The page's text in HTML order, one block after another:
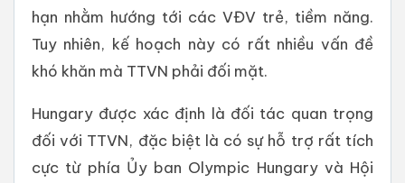
hạn nhằm hướng tới các VĐV trẻ, tiềm năng.
Tuy nhiên, kế hoạch này có rất nhiều vấn đề
khó khăn mà TTVN phải đối mặt.
Hungary được xác định là đối tác quan trọng
đối với TTVN, đặc biệt là có sự hỗ trợ rất tích
cực từ phía Ủy ban Olympic Hungary và Hội